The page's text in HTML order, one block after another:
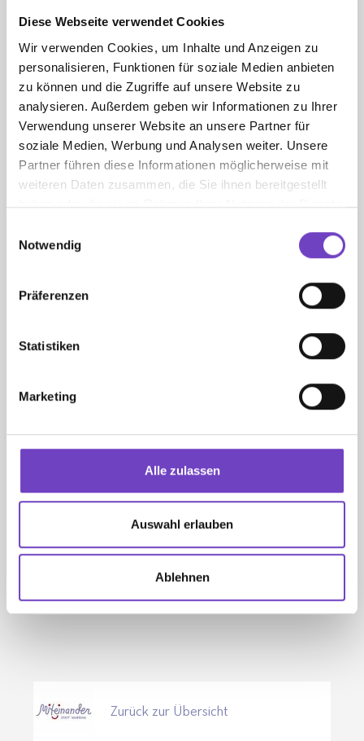
Diese Webseite verwendet Cookies
Wir verwenden Cookies, um Inhalte und Anzeigen zu
personalisieren, Funktionen für soziale Medien anbieten
zu können und die Zugriffe auf unsere Website zu
analysieren. Außerdem geben wir Informationen zu Ihrer
Verwendung unserer Website an unsere Partner für
soziale Medien, Werbung und Analysen weiter. Unsere
Partner führen diese Informationen möglicherweise mit
weiteren Daten zusammen, die Sie ihnen bereitgestellt
haben oder die sie im Rahmen Ihrer Nutzung der Dienste
Notwendig
Präferenzen
Statistiken
Marketing
Alle zulassen
Auswahl erlauben
Ablehnen
Mitein­ander statt Mobbing
Weitere Podcasts
Zurück zur Übersicht